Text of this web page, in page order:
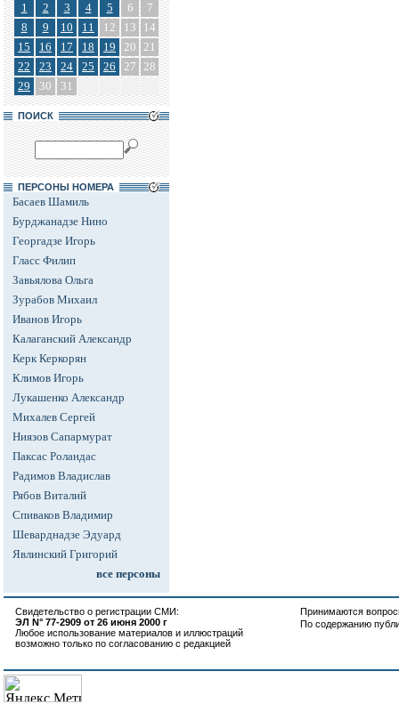
1 2 3 4 5 6
7
8
9 10 11 12 13
14
15
16 17 18 19 20 21
22
23 24 25 26 27 28
29
30 31
ПОИСК
ПЕРСОНЫ НОМЕРА
Басаев Шамиль
Бурджанадзе Нино
Георгадзе Игорь
Гласс Филип
Завьялова Ольга
Зурабов Михаил
Иванов Игорь
Калаганский Александр
Керк Керкорян
Климов Игорь
Лукашенко Александр
Михалев Сергей
Ниязов Сапармурат
Паксас Роландас
Радимов Владислав
Рябов Виталий
Спиваков Владимир
Шеварднадзе Эдуард
Явлинский Григорий
все персоны
Свидетельство о регистрации СМИ:
ЭЛ N° 77-2909 от 26 июня 2000 г
Любое использование материалов и иллюстраций
возможно только по согласованию с редакцией
Принимаются
По содержанию